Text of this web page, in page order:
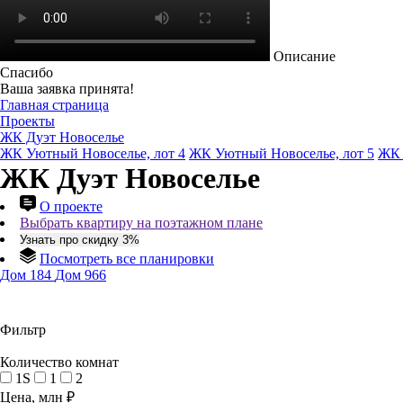
Описание
Спасибо
Ваша заявка принята!
Главная страница
Проекты
ЖК Дуэт Новоселье
ЖК Уютный Новоселье, лот 4 ЖК Уютный Новоселье, лот 5 ЖК
ЖК Дуэт Новоселье
О проекте
Выбрать квартиру на поэтажном плане
Узнать про скидку 3%
Посмотреть все планировки
Дом 184 Дом 966
Фильтр
Количество комнат
1S
1
2
Цена, млн ₽